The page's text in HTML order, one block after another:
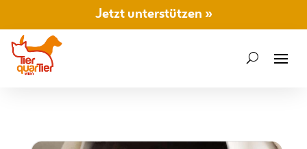
Jetzt unterstützen »